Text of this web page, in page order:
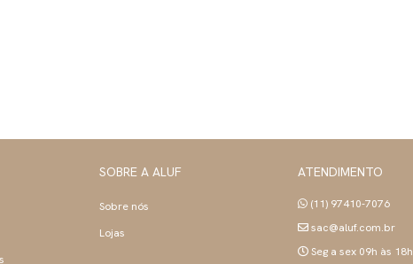
SOBRE A ALUF
Sobre nós
Lojas
ATENDIMENTO
(11) 97410-7076
sac@aluf.com.br
Seg a sex 09h às 18h